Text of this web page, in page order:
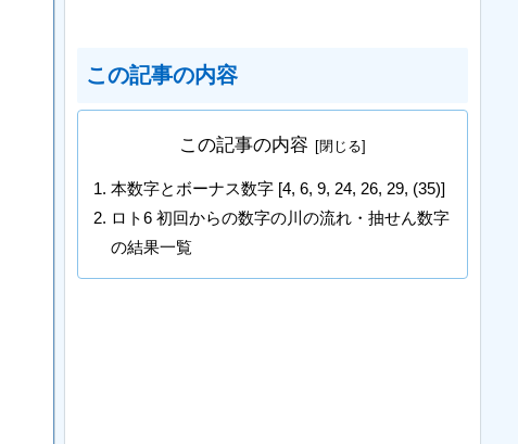
この記事の内容
この記事の内容
本数字とボーナス数字 [4, 6, 9, 24, 26, 29, (35)]
ロト6 初回からの数字の川の流れ・抽せん数字
の結果一覧